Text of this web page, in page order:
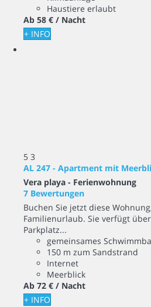
Haustiere erlaubt
Ab 58 € / Nacht
+ INFO
5 3
AL 247 - Apartment mit
Vera playa - Ferienwohnung
7 Bewertungen
Buchen Sie jetzt diese
Familienurlaub. Sie verfügt
Parkplatz...
gemeinsames
150 m zum Sandstrand
Internet
Meerblick
Ab 72 € / Nacht
+ INFO